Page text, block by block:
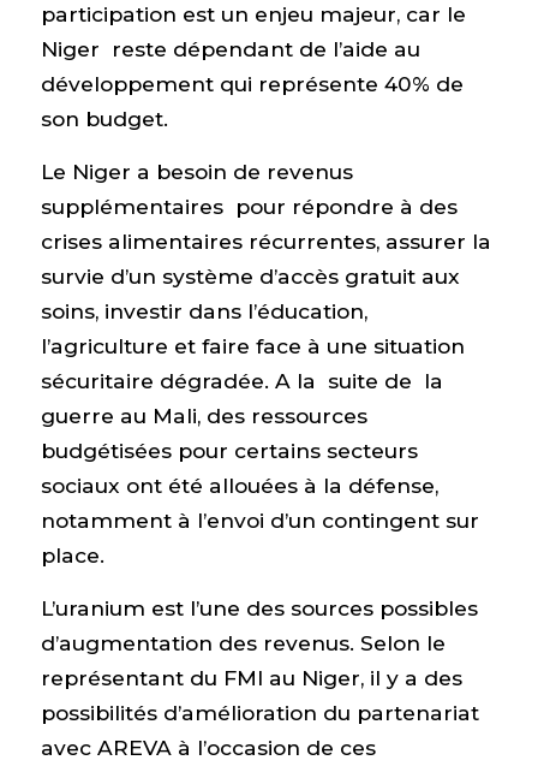
participation est un enjeu majeur, car le
Niger reste dépendant de l’aide au
développement qui représente 40% de
son budget.
Le Niger a besoin de revenus
supplémentaires pour répondre à des
crises alimentaires récurrentes, assurer la
survie d’un système d’accès gratuit aux
soins, investir dans l’éducation,
l’agriculture et faire face à une situation
sécuritaire dégradée. A la suite de la
guerre au Mali, des ressources
budgétisées pour certains secteurs
sociaux ont été allouées à la défense,
notamment à l’envoi d’un contingent sur
place.
L’uranium est l’une des sources possibles
d’augmentation des revenus. Selon le
représentant du FMI au Niger, il y a des
possibilités d’amélioration du partenariat
avec AREVA à l’occasion de ces